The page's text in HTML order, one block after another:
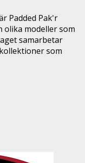
Padded Pak'r
olika modeller som
samarbetar
som